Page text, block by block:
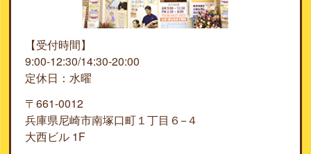
【受付時間】
9:00-12:30/14:30-20:00
定休日：水曜
〒661-0012
兵庫県尼崎市南塚口町１丁目６−４
大西ビル 1F